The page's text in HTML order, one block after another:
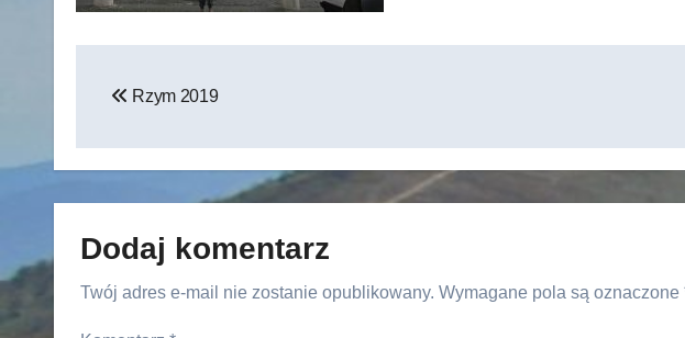
wpisuRzym 2019
Dodaj komentarz
Twój adres e-mail nie zostanie opublikowany. Wymagane pola są oznaczone